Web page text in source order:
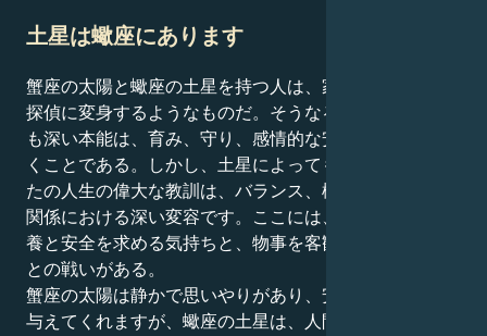
土星は蠍座にあります
蟹座の太陽と蠍座の土星を持つ人は、家庭的な人が私立
探偵に変身するようなものだ。そうなると、あなたの最
も深い本能は、育み、守り、感情的な安全な避難所を築
くことである。しかし、土星によってもたらされるあな
たの人生の偉大な教訓は、バランス、構造、そして人間
関係における深い変容です。ここには、すべての人に栄
養と安全を求める気持ちと、物事を客観的に見る必要性
との戦いがある。
蟹座の太陽は静かで思いやりがあり、安らぎと深い絆を
与えてくれますが、蠍座の土星は、人間関係の醜い真実